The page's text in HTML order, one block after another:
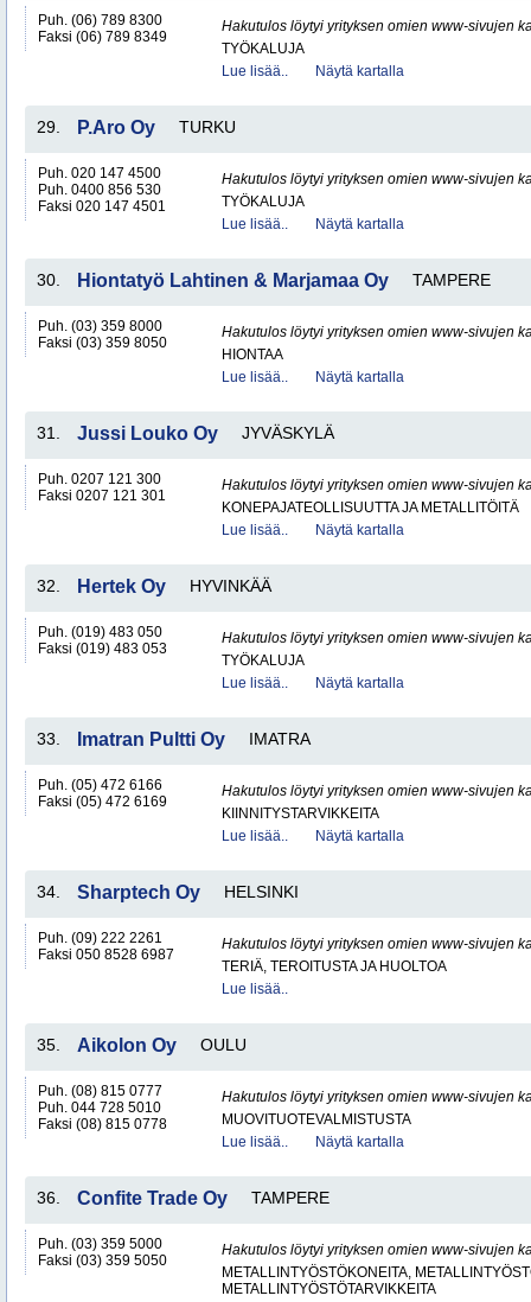
Puh. (06) 789 8300
Faksi (06) 789 8349
Hakutulos löytyi yrityksen omien www-sivujen
TYÖKALUJA
Lue lisää..
Näytä kartalla
29. P.Aro Oy TURKU
Puh. 020 147 4500
Puh. 0400 856 530
Faksi 020 147 4501
Hakutulos löytyi yrityksen omien www-sivujen
TYÖKALUJA
Lue lisää..
Näytä kartalla
30. Hiontatyö Lahtinen & Marjamaa Oy TAMPERE
Puh. (03) 359 8000
Faksi (03) 359 8050
Hakutulos löytyi yrityksen omien www-sivujen
HIONTAA
Lue lisää..
Näytä kartalla
31. Jussi Louko Oy JYVÄSKYLÄ
Puh. 0207 121 300
Faksi 0207 121 301
Hakutulos löytyi yrityksen omien www-sivujen
KONEPAJATEOLLISUUTTA JA METALLITÖITÄ
Lue lisää..
Näytä kartalla
32. Hertek Oy HYVINKÄÄ
Puh. (019) 483 050
Faksi (019) 483 053
Hakutulos löytyi yrityksen omien www-sivujen
TYÖKALUJA
Lue lisää..
Näytä kartalla
33. Imatran Pultti Oy IMATRA
Puh. (05) 472 6166
Faksi (05) 472 6169
Hakutulos löytyi yrityksen omien www-sivujen
KIINNITYSTARVIKKEITA
Lue lisää..
Näytä kartalla
34. Sharptech Oy HELSINKI
Puh. (09) 222 2261
Faksi 050 8528 6987
Hakutulos löytyi yrityksen omien www-sivujen
TERIÄ, TEROITUSTA JA HUOLTOA
Lue lisää..
35. Aikolon Oy OULU
Puh. (08) 815 0777
Puh. 044 728 5010
Faksi (08) 815 0778
Hakutulos löytyi yrityksen omien www-sivujen
MUOVITUOTEVALMISTUSTA
Lue lisää..
Näytä kartalla
36. Confite Trade Oy TAMPERE
Puh. (03) 359 5000
Faksi (03) 359 5050
Hakutulos löytyi yrityksen omien www-sivujen
METALLINTYÖSTÖKONEITA,
METALLINTYÖSTÖTARVIKKEITA